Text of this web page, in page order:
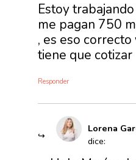
Estoy
me pagan 750
, es eso
tiene que
Responder
Lorena
dice: